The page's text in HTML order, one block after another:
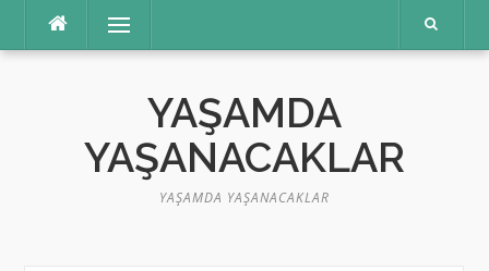
Menü
YAŞAMDA
YAŞANACAKLAR
YAŞAMDA YAŞANACAKLAR